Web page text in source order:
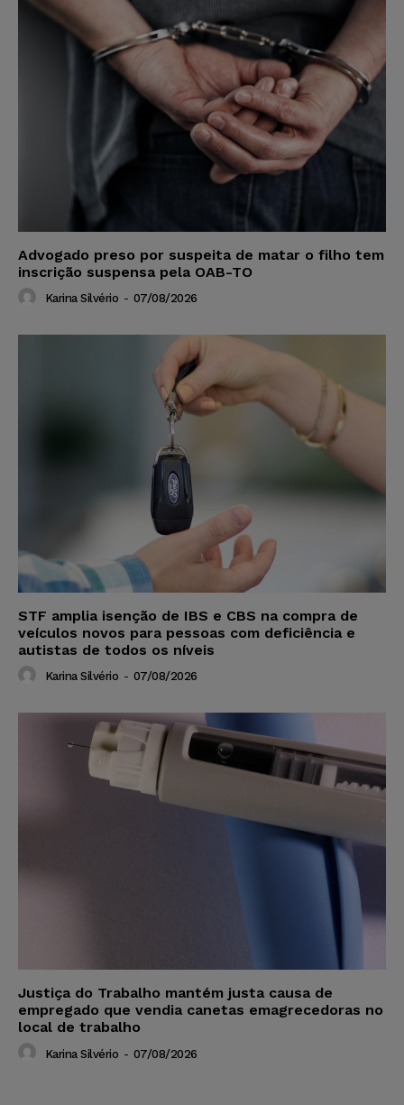
Advogado preso por suspeita de matar o filho tem
inscrição suspensa pela OAB-TO
Karina Silvério - 07/08/2026
STF amplia isenção de IBS e CBS na compra de
veículos novos para pessoas com deficiência e
autistas de todos os níveis
Karina Silvério - 07/08/2026
Justiça do Trabalho mantém justa causa de
empregado que vendia canetas emagrecedoras no
local de trabalho
Karina Silvério - 07/08/2026